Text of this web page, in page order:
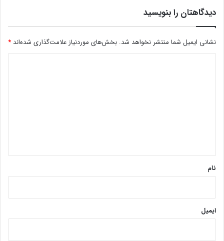
دیدگاهتان را بنویسید
نشانی ایمیل شما منتشر نخواهد شد. بخش‌های موردنیاز علامت‌گذاری شده‌اند *
نام
ایمیل